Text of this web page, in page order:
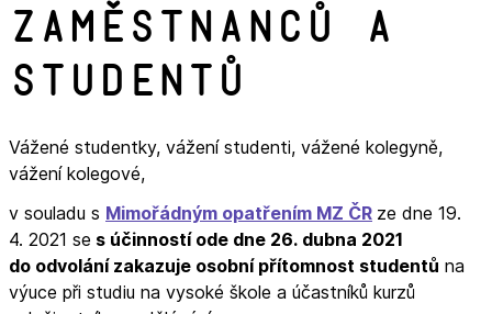
zaměstnanců a
studentů
Vážené studentky, vážení studenti, vážené kolegyně,
vážení kolegové,
v souladu s Mimořádným opatřením MZ ČR ze dne 19.
4. 2021 se s účinností ode dne 26. dubna 2021
do odvolání zakazuje osobní přítomnost studentů na
výuce při studiu na vysoké škole a účastníků kurzů